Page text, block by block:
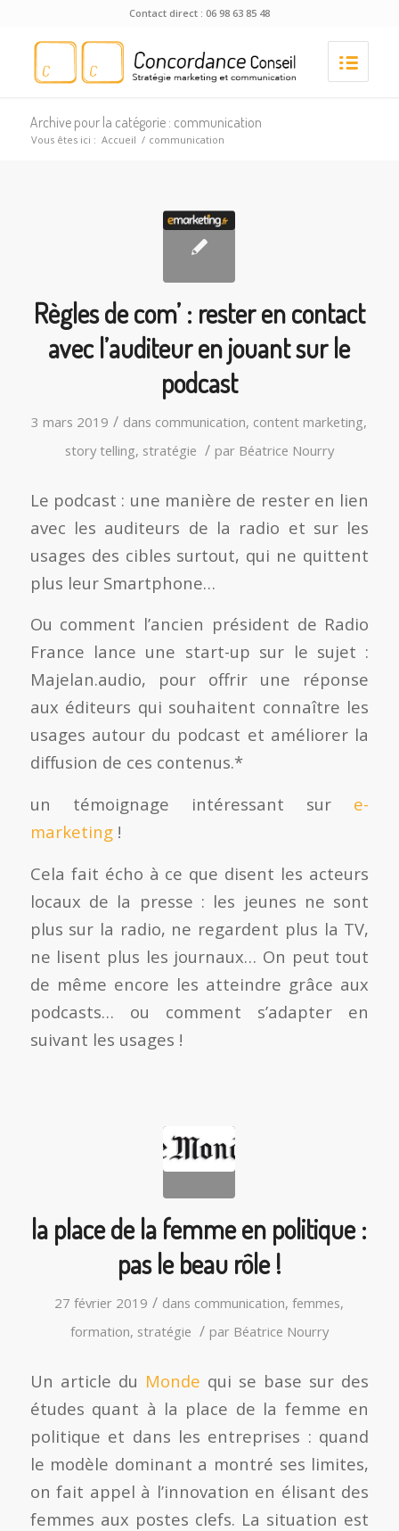
Contact direct : 06 98 63 85 48
Archive pour la catégorie : communication
Vous êtes ici : Accueil / communication
Règles de com’ : rester en contact
avec l’auditeur en jouant sur le
podcast
3 mars 2019 / dans communication, content marketing,
story telling, stratégie / par Béatrice Nourry
Le podcast : une manière de rester en lien
avec les auditeurs de la radio et sur les
usages des cibles surtout, qui ne quittent
plus leur Smartphone…
Ou comment l’ancien président de Radio
France lance une start-up sur le sujet :
Majelan.audio, pour offrir une réponse
aux éditeurs qui souhaitent connaître les
usages autour du podcast et améliorer la
diffusion de ces contenus.*
un témoignage intéressant sur e-
marketing!
Cela fait écho à ce que disent les acteurs
locaux de la presse : les jeunes ne sont
plus sur la radio, ne regardent plus la TV,
ne lisent plus les journaux… On peut tout
de même encore les atteindre grâce aux
podcasts… ou comment s’adapter en
suivant les usages !
la place de la femme en politique :
pas le beau rôle !
27 février 2019 / dans communication,femmes,
formation, stratégie / par Béatrice Nourry
Un article du Monde qui se base sur des
études quant à la place de la femme en
politique et dans les entreprises : quand
le modèle dominant a montré ses limites,
on fait appel à l’innovation en élisant des
femmes aux postes clefs. La situation est